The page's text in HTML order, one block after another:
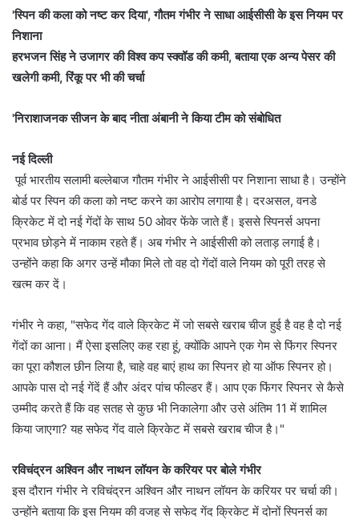
'स्पिन की कला को नष्ट कर दिया', गौतम गंभीर ने साधा आईसीसी के इस नियम पर
निशाना
हरभजन सिंह ने उजागर की विश्व कप स्क्वॉड की कमी, बताया एक अन्य पेसर की
खलेगी कमी, रिंकू पर भी की चर्चा
'निराशाजनक सीजन के बाद नीता अंबानी ने किया टीम को संबोधित
नई दिल्ली
पूर्व भारतीय सलामी बल्लेबाज गौतम गंभीर ने आईसीसी पर निशाना साधा है। उन्होंने
बोर्ड पर स्पिन की कला को नष्ट करने का आरोप लगाया है। दरअसल, वनडे
क्रिकेट में दो नई गेंदों के साथ 50 ओवर फेंके जाते हैं। इससे स्पिनर्स अपना
प्रभाव छोड़ने में नाकाम रहते हैं। अब गंभीर ने आईसीसी को लताड़ लगाई है।
उन्होंने कहा कि अगर उन्हें मौका मिले तो वह दो गेंदों वाले नियम को पूरी तरह से
खत्म कर दें।
गंभीर ने कहा, "सफेद गेंद वाले क्रिकेट में जो सबसे खराब चीज हुई है वह है दो नई
गेंदों का आना। मैं ऐसा इसलिए कह रहा हूं, क्योंकि आपने एक गेम से फिंगर स्पिनर
का पूरा कौशल छीन लिया है, चाहे वह बाएं हाथ का स्पिनर हो या ऑफ स्पिनर हो।
आपके पास दो नई गेंदें हैं और अंदर पांच फील्डर हैं। आप एक फिंगर स्पिनर से कैसे
उम्मीद करते हैं कि वह सतह से कुछ भी निकालेगा और उसे अंतिम 11 में शामिल
किया जाएगा? यह सफेद गेंद वाले क्रिकेट में सबसे खराब चीज है।"
रविचंद्रन अश्विन और नाथन लॉयन के करियर पर बोले गंभीर
इस दौरान गंभीर ने रविचंद्रन अश्विन और नाथन लॉयन के करियर पर चर्चा की।
उन्होंने बताया कि इस नियम की वजह से सफेद गेंद क्रिकेट में दोनों स्पिनर्स का